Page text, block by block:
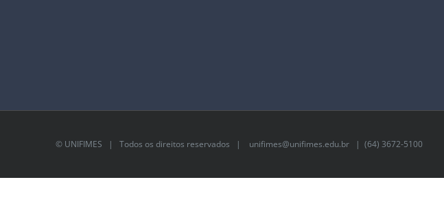
© UNIFIMES | Todos os direitos reservados | unifimes@unifimes.edu.br | (64) 3672-5100